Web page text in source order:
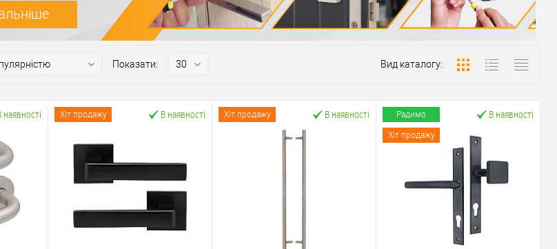
Показати: Вид каталогу:
наявності Хіт продажу В наявності Хіт продажу В наявності Радимо
Хіт продажу
В наявності